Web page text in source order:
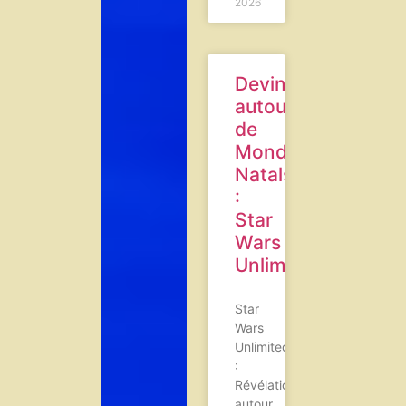
Devinettes
autour
de
Mondes
Natals
:
Star
Wars
Unlimited
Star
Wars
Unlimited
:
Révélations